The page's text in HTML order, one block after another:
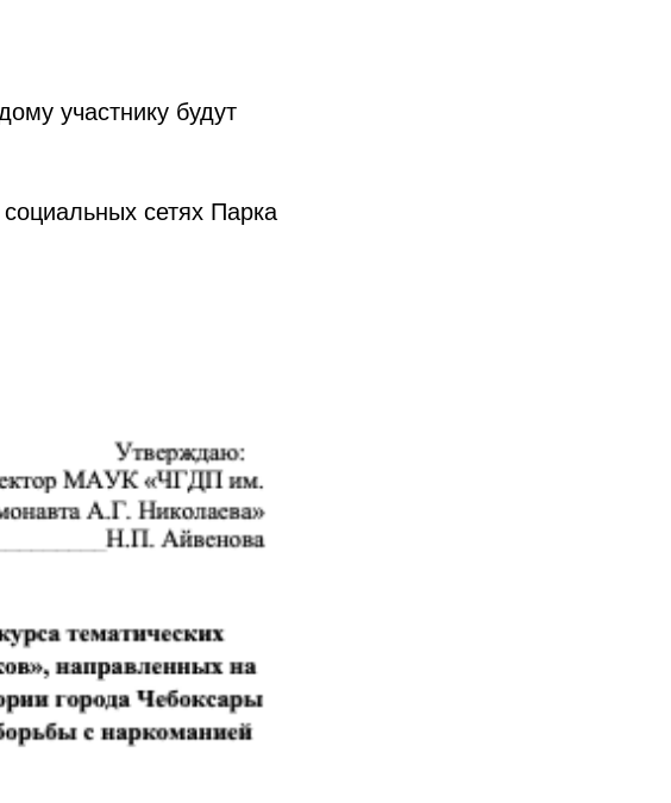
участнику будут
сетях Парка